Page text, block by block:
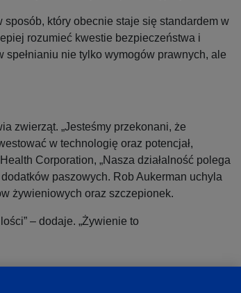
który obecnie staje się standardem w
rozumieć kwestie bezpieczeństwa i
nie tylko wymogów prawnych, ale
zwierząt. „Jesteśmy przekonani, że
w technologię oraz potencjał,
Corporation, „Nasza działalność polega
paszowych. Rob Aukerman uchyla
żywieniowych oraz szczepionek.
– dodaje. „Żywienie to